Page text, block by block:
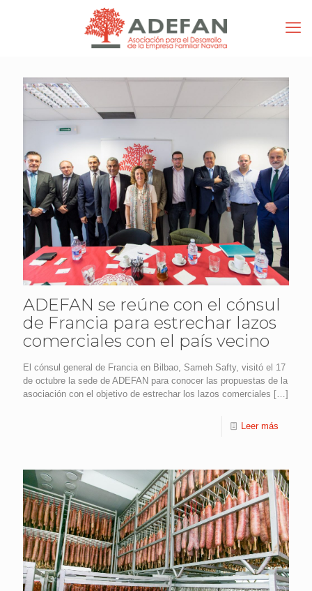
ADEFAN se reúne con el cónsul
de Francia para estrechar lazos
comerciales con el país vecino
El cónsul general de Francia en Bilbao, Sameh Safty, visitó el 17
de octubre la sede de ADEFAN para conocer las propuestas de la
asociación con el objetivo de estrechar los lazos comerciales […]
Leer más